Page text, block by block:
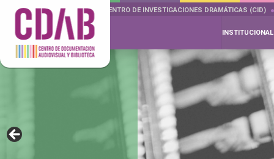
DOCUMENTA DRAMÁTICAS CENTRO DE INVESTIGACIONES DRAMÁTICAS (CID)
INSTITUCIONAL